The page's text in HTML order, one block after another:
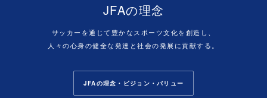
JFAの理念
サッカーを通じて豊かなスポーツ文化を創造し、
人々の心身の健全な発達と社会の発展に貢献する。
JFAの理念・ビジョン・バリュー